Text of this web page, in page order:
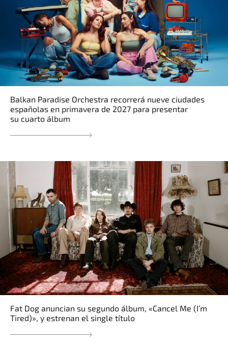
Balkan Paradise Orchestra recorrerá nueve ciudades
españolas en primavera de 2027 para presentar
su cuarto álbum
Fat Dog anuncian su segundo álbum, «Cancel Me (I’m
Tired)», y estrenan el single título